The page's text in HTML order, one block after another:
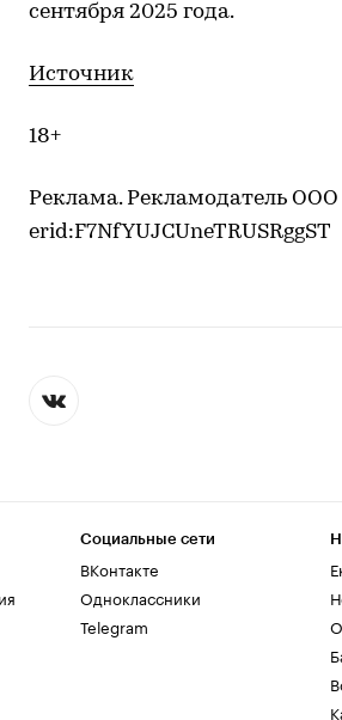
сентября 2025 года.
Источник
18+
Реклама. Рекламодатель ООО
erid:F7NfYUJCUneTRUSRggST
Социальные сети
ВКонтакте
Одноклассники
Telegram